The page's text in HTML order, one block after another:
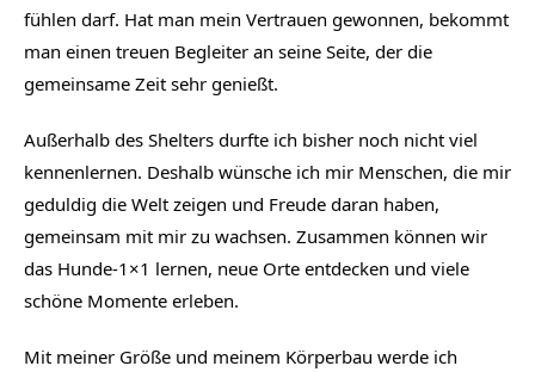
fühlen darf. Hat man mein Vertrauen gewonnen, bekommt
man einen treuen Begleiter an seine Seite, der die
gemeinsame Zeit sehr genießt.
Außerhalb des Shelters durfte ich bisher noch nicht viel
kennenlernen. Deshalb wünsche ich mir Menschen, die mir
geduldig die Welt zeigen und Freude daran haben,
gemeinsam mit mir zu wachsen. Zusammen können wir
das Hunde-1×1 lernen, neue Orte entdecken und viele
schöne Momente erleben.
Mit meiner Größe und meinem Körperbau werde ich